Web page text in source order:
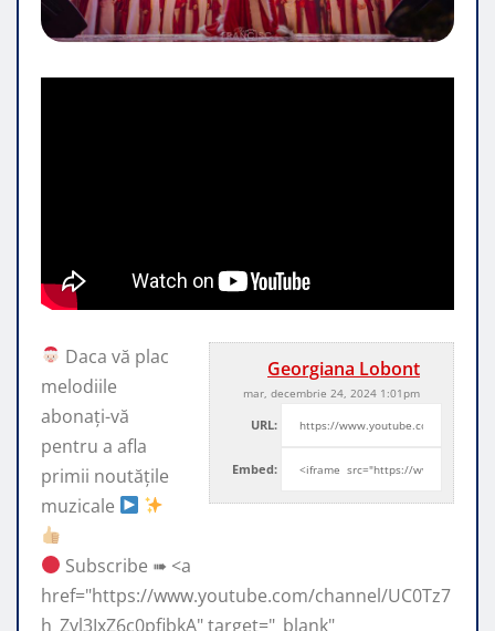
Georgiana Lobont
mar, decembrie 24, 2024 1:01pm
URL:
Embed:
Daca vă plac
melodiile
abonați-vă
pentru a afla
primii noutățile
muzicale
Subscribe ➠ <a
href="https://www.youtube.com/channel/UC0Tz7
h_Zyl3IxZ6c0pfibkA" target="_blank"